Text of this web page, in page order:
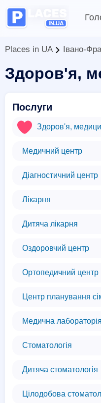
Places in UA Івано-
Здоров'я,
Послуги
Здоров'я,
Медичний центр
Діагностичний центр
Лікарня
Дитяча лікарня
Оздоровчий центр
Ортопедичний центр
Центр планування
Медична лабораторія
Стоматологія
Дитяча стоматологія
Цілодобова